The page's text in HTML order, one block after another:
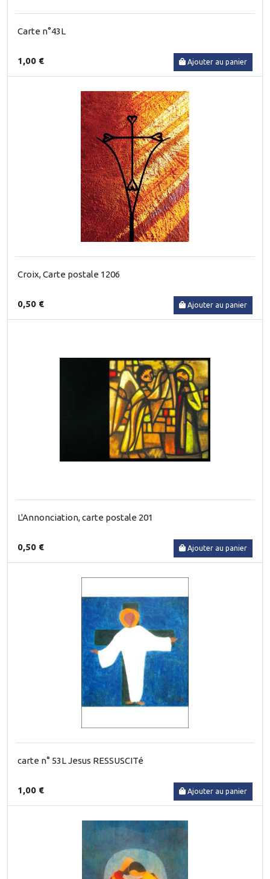
Carte n°43L
1,00 € Ajouter au panier
Croix, Carte postale 1206
0,50 € Ajouter au panier
L'Annonciation, carte postale 201
0,50 € Ajouter au panier
carte n° 53L Jesus RESSUSCITé
1,00 € Ajouter au panier